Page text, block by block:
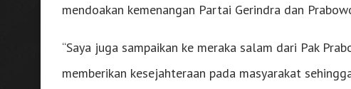
mendoakan kemenangan Partai Gerindra dan
“Saya juga sampaikan ke meraka salam dari Pak
memberikan kesejahteraan pada masyarakat